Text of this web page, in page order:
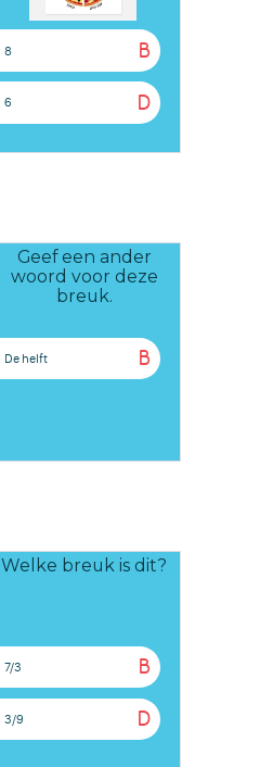
B
8
D
6
Geef een ander
woord voor deze
breuk.
B
De helft
Welke breuk is dit?
B
7/3
D
3/9